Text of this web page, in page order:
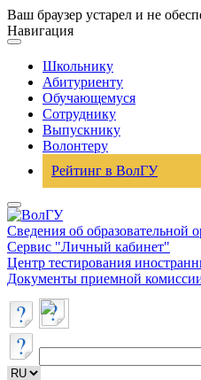
Ваш браузер устарел и не
Навигация
Школьнику
Абитуриенту
Обучающемуся
Сотруднику
Выпускнику
Волонтеру
Рейтинг в ВолГУ
Сведения об образовательной
Сервис "Личный кабинет"
Центр тестирования
Документы приемной